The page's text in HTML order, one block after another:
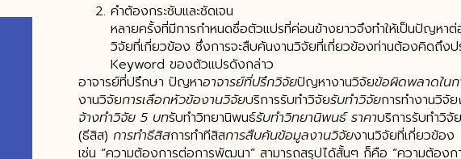
คำต้องกระชับและชัดเจน
หลายครั้งที่มีการกำหนดชื่อตัวแปรที่ค่อนข้างยาวจึงทำให้เป็นปัญหา
วิจัยที่เกี่ยวข้อง ซึ่งการจะสืบค้นงานวิจัยที่เกี่ยวข้องท่านต้องคิดถึงป
Keyword ของตัวแปรดังกล่าว
อาจารย์ที่ปรึกษา ปัญหาอาจารย์ที่ปรึกวิจัยปัญหางานวิจัยข้อผิดพลาดในก
งานวิจัยการเลือกหัวข้องานวิจัยบริการรับทำวิจัยรับทำวิจัยการทำงานวิจัย
จ้างทำวิจัย 5 บทรับทำวิทยานิพนธ์รับทำวิทยานิพนธ์ ราคาบริการรับทำวิจั
(ธีสิส) การทำธีสิสการทำทีสิสการสืบค้นข้อมูลงานวิจัยงานวิจัยที่เกี่ยวข้อง
เช่น “ความต้องการต่อการพัฒนา” สามารถสรุปได้สั้นๆ ก็คือ “ความต้อง